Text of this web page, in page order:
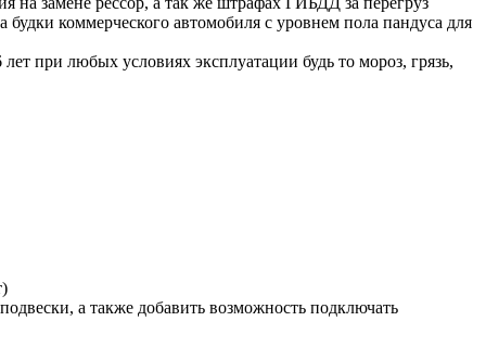
коммерческого автомобиля с уровнем пола пандуса для
при любых условиях эксплуатации будь то мороз, грязь,
а также добавить возможность подключать